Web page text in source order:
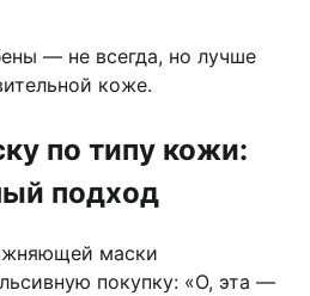
— не всегда, но лучше
коже.
по типу кожи:
подход
маски
покупку: «О, эта —